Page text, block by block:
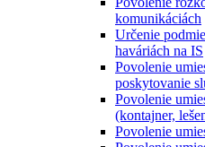
komunikáciách
Určenie
haváriách na IS
Povolenie
poskytovanie
Povolenie
(kontajner,
Povolenie